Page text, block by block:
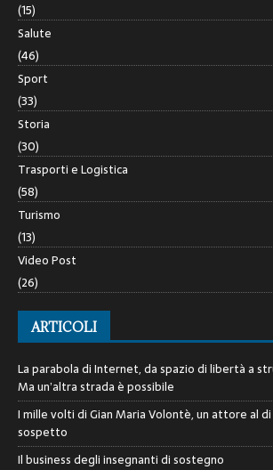
(15)
Salute
(46)
Sport
(33)
Storia
(30)
Trasporti e Logistica
(58)
Turismo
(13)
Video Post
(26)
ARTICOLI
La parabola di Internet, da spazio di libertà a
Ma un’altra strada è possibile
I mille volti di Gian Maria Volontè, un attore al
sospetto
Il business degli insegnanti di sostegno